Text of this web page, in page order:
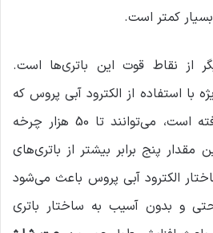
کمتر است.
از نقاط قوت این باتری‌ها است.
با استفاده از الکترود آبی پروس که
توسط Natron توسعه یافته است، می‌توانند تا 50 هزار چرخه
مقدار پنج برابر بیشتر از باتری‌های
الکترود آبی پروس باعث می‌شود
و بدون آسیب به ساختار باتری